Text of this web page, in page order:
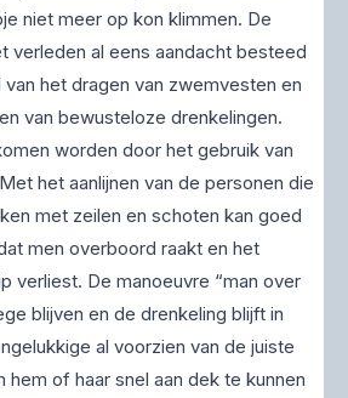
niet meer op kon klimmen. De
verleden al eens aandacht besteed
het dragen van zwemvesten en
van bewusteloze drenkelingen.
worden door het gebruik van
het aanlijnen van de personen die
met zeilen en schoten kan goed
men overboord raakt en het
verliest. De manoeuvre “man over
blijven en de drenkeling blijft in
al voorzien van de juiste
hem of haar snel aan dek te kunnen